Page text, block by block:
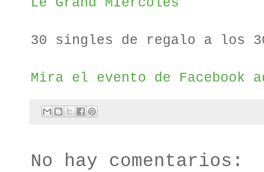
30 singles de regalo a los
Mira el evento de Facebook
No hay comentarios: